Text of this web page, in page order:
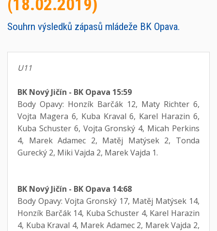
(18.02.2019)
Souhrn výsledků zápasů mládeže BK Opava.
U11
BK Nový Jičín - BK Opava 15:59
Body Opavy: Honzík Barčák 12, Maty Richter 6,
Vojta Magera 6, Kuba Kraval 6, Karel Harazin 6,
Kuba Schuster 6, Vojta Gronský 4, Micah Perkins
4, Marek Adamec 2, Matěj Matýsek 2, Tonda
Gurecký 2, Miki Vajda 2, Marek Vajda 1.
BK Nový Jičín - BK Opava 14:68
Body Opavy: Vojta Gronský 17, Matěj Matýsek 14,
Honzík Barčák 14, Kuba Schuster 4, Karel Harazin
4, Kuba Kraval 4, Marek Adamec 2, Marek Vajda 2,